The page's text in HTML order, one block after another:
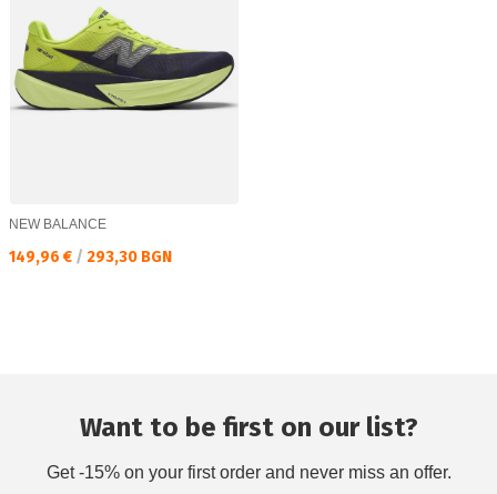
NEW BALANCE
Текуща цена:
149,96 € / 293,30 BGN
Want to be first on our list?
Get -15% on your first order and never miss an offer.